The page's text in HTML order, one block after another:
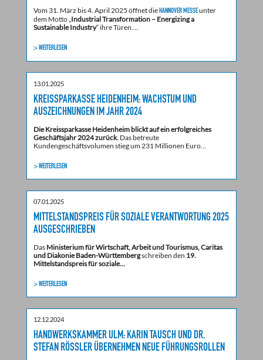
Vom 31. März bis 4. April 2025 öffnet dieHANNOVER MESSEunter
dem Motto „Industrial Transformation – Energizing a
Sustainable Industry“ ihre Türen.…
> WEITERLESEN
13.01.2025
KREISSPARKASSE HEIDENHEIM: WACHSTUM UND
AUSZEICHNUNGEN IM JAHR 2024
Die Kreissparkasse Heidenheim blickt auf ein erfolgreiches
Geschäftsjahr 2024 zurück. Das betreute
Kundengeschäftsvolumen stieg um 231 Millionen Euro…
> WEITERLESEN
07.01.2025
MITTELSTANDSPREIS FÜR SOZIALE VERANTWORTUNG 2025
AUSGESCHRIEBEN
Das Ministerium für Wirtschaft, Arbeit und Tourismus, Caritas
und Diakonie Baden-Württembergschreiben den 19.
Mittelstandspreis für soziale…
> WEITERLESEN
12.12.2024
HANDWERKSKAMMER ULM: KARIN TAUSCH UND DR.
STEFAN RÖSSLER ÜBERNEHMEN NEUE FÜHRUNGSROLLEN